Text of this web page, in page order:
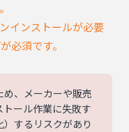
インストールが必要
必須です。
、メーカーや販売
ール作業に失敗す
するリスクがあり